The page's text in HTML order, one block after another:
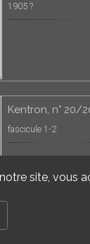
site, vous
1905 ?
Kentron, n° 20/
fascicule 1-2